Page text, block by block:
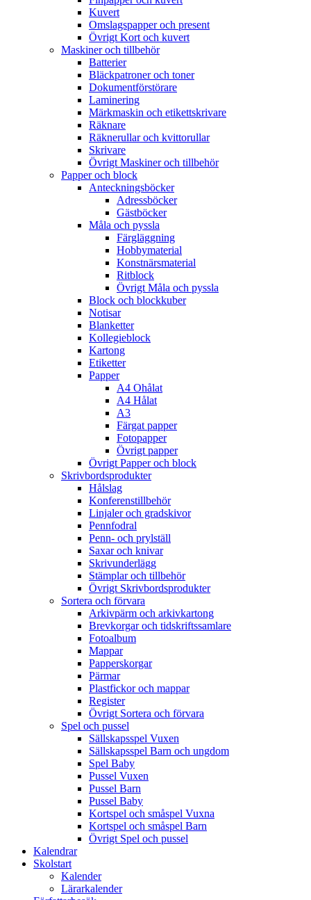
Kuvert
Omslagspapper och present
Övrigt Kort och kuvert
Maskiner och tillbehör
Batterier
Bläckpatroner och toner
Dokumentförstörare
Laminering
Märkmaskin och etikettskrivare
Räknare
Räknerullar och kvittorullar
Skrivare
Övrigt Maskiner och tillbehör
Papper och block
Anteckningsböcker
Adressböcker
Gästböcker
Måla och pyssla
Färgläggning
Hobbymaterial
Konstnärsmaterial
Ritblock
Övrigt Måla och pyssla
Block och blockkuber
Notisar
Blanketter
Kollegieblock
Kartong
Etiketter
Papper
A4 Ohålat
A4 Hålat
A3
Färgat papper
Fotopapper
Övrigt papper
Övrigt Papper och block
Skrivbordsprodukter
Hålslag
Konferenstillbehör
Linjaler och gradskivor
Pennfodral
Penn- och prylställ
Saxar och knivar
Skrivunderlägg
Stämplar och tillbehör
Övrigt Skrivbordsprodukter
Sortera och förvara
Arkivpärm och arkivkartong
Brevkorgar och tidskriftssamlare
Fotoalbum
Mappar
Papperskorgar
Pärmar
Plastfickor och mappar
Register
Övrigt Sortera och förvara
Spel och pussel
Sällskapsspel Vuxen
Sällskapsspel Barn och ungdom
Spel Baby
Pussel Vuxen
Pussel Barn
Pussel Baby
Kortspel och småspel Vuxna
Kortspel och småspel Barn
Övrigt Spel och pussel
Kalendrar
Skolstart
Kalender
Lärarkalender